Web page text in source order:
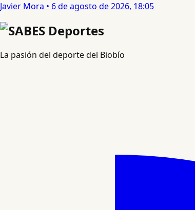
Javier Mora • 6 de agosto de 2026, 18:05
La pasión del deporte del Biobío